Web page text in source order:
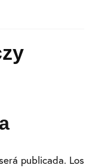
publicada. Los